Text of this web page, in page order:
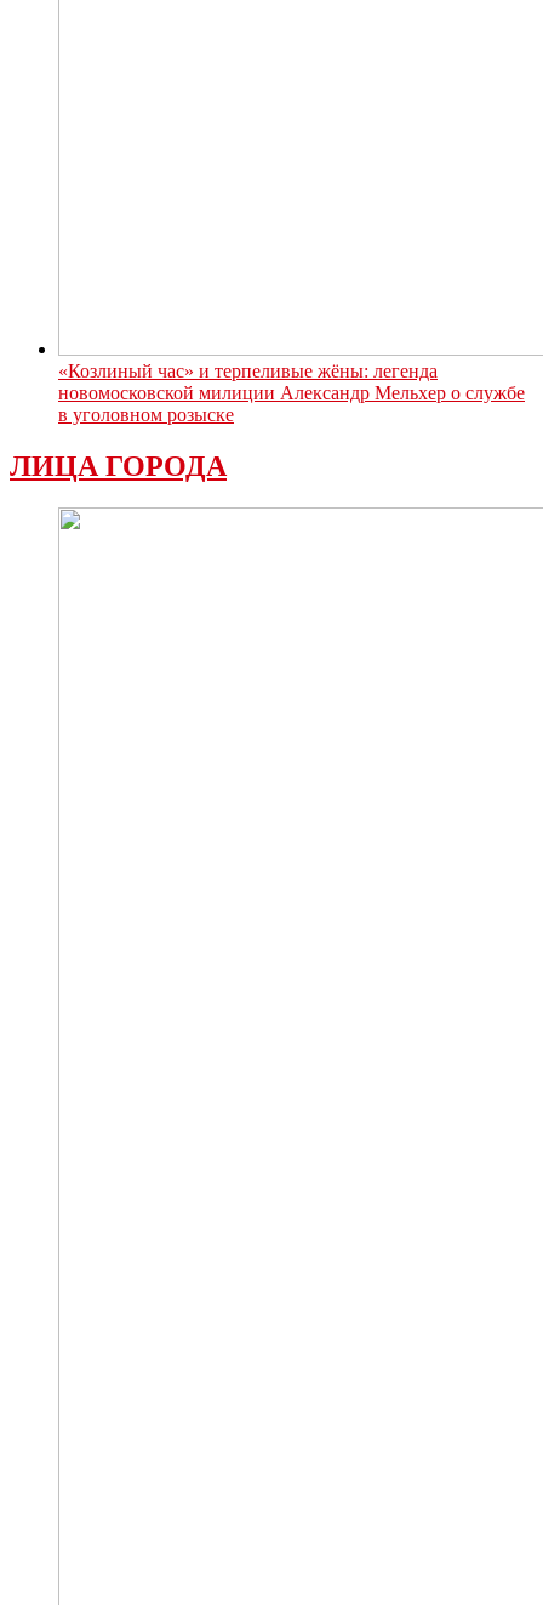
«Козлиный час» и терпеливые жёны: легенда
новомосковской милиции Александр Мельхер о службе
в уголовном розыске
ЛИЦА ГОРОДА